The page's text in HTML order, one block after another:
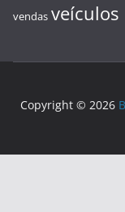
vendas veículos
Copyright © 2026